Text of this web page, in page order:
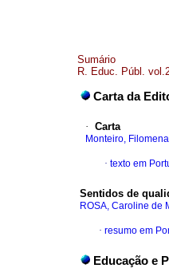
Sumário
R. Educ. Públ.
Carta da
· Carta
Monteiro,
· texto em
Sentidos de
ROSA, Caroline de
· resumo em
Educação e